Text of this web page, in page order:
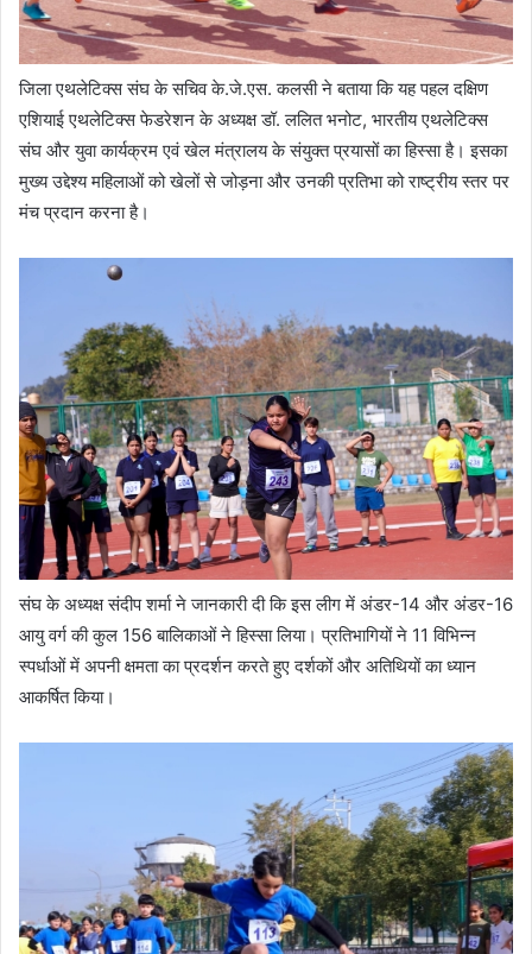
जिला एथलेटिक्स संघ के सचिव के.जे.एस. कलसी ने बताया कि यह पहल दक्षिण
एशियाई एथलेटिक्स फेडरेशन के अध्यक्ष डॉ. ललित भनोट, भारतीय एथलेटिक्स
संघ और युवा कार्यक्रम एवं खेल मंत्रालय के संयुक्त प्रयासों का हिस्सा है। इसका
मुख्य उद्देश्य महिलाओं को खेलों से जोड़ना और उनकी प्रतिभा को राष्ट्रीय स्तर पर
मंच प्रदान करना है।
संघ के अध्यक्ष संदीप शर्मा ने जानकारी दी कि इस लीग में अंडर-14 और अंडर-16
आयु वर्ग की कुल 156 बालिकाओं ने हिस्सा लिया। प्रतिभागियों ने 11 विभिन्न
स्पर्धाओं में अपनी क्षमता का प्रदर्शन करते हुए दर्शकों और अतिथियों का ध्यान
आकर्षित किया।